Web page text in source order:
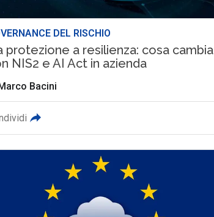
DEL RISCHIO
protezione a resilienza: cosa cambia
NIS2 e AI Act in azienda
Bacini